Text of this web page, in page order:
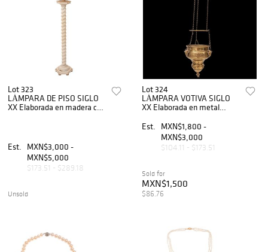
Lot 323
LÁMPARA DE PISO SIGLO
XX Elaborada en madera con
Est.
MXN$3,000 -
MXN$5,000
$173.51 - $289.18
Unsold
Lot 324
LÁMPARA VOTIVA SIGLO
XX Elaborada en metal
Decorada con querubines y
detalles florales
Est.
MXN$1,800 -
MXN$3,000
$104.11 - $173.51
Sold for
MXN$1,500
$86.76